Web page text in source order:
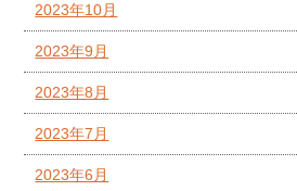
2023年10月
2023年9月
2023年8月
2023年7月
2023年6月